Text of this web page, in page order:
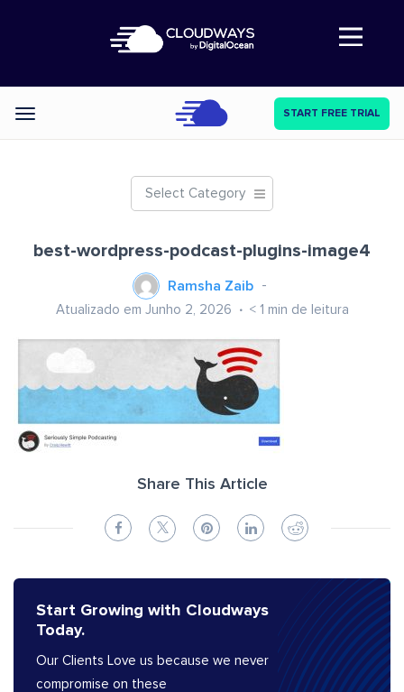
Abre a navegação
Categories START FREE TRIAL
Select Category
best-wordpress-podcast-plugins-image4
Ramsha Zaib
Atualizado em Junho 2, 2026 < 1 min de leitura
Share This Article
Start Growing with Cloudways
Today.
Our Clients Love us because we never
compromise on these